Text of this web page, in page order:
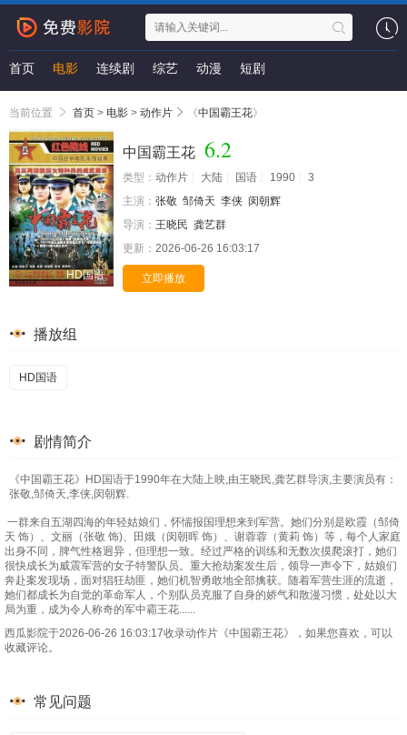
首页 电影 连续剧 综艺 动漫 短剧
当前位置 首页 > 电影 > 动作片 《中国霸王花》
HD国语
中国霸王花 6.2
类型： 动作片 大陆 国语 1990
3
主演： 张敬 邹倚天 李侠 闵朝辉
导演： 王晓民 龚艺群
更新： 2026-06-26 16:03:17
立即播放
播放组
HD国语
剧情简介
《中国霸王花》HD国语于1990年在大陆上映,由王晓民,龚艺群导演,主要演员有：
张敬,邹倚天,李侠,闵朝辉.
一群来自五湖四海的年轻姑娘们，怀惴报国理想来到军营。她们分别是欧霞（邹倚
天 饰）、文丽（张敬 饰)、田娥（闵朝晖 饰）、谢蓉蓉（黄莉 饰）等，每个人家庭
出身不同，脾气性格迥异，但理想一致。经过严格的训练和无数次摸爬滚打，她们
很快成长为威震军营的女子特警队员。重大抢劫案发生后，领导一声令下，姑娘们
奔赴案发现场，面对猖狂劫匪，她们机智勇敢地全部擒获。随着军营生涯的流逝，
她们都成长为自觉的革命军人，个别队员克服了自身的娇气和散漫习惯，处处以大
局为重，成为令人称奇的军中霸王花......
西瓜影院于2026-06-26 16:03:17收录动作片《中国霸王花》，如果您喜欢，可以
收藏评论。
常见问题